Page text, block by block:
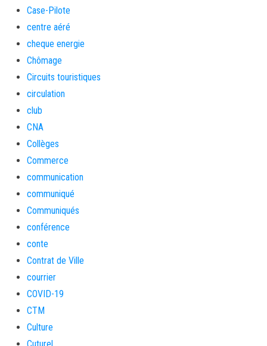
Case-Pilote
centre aéré
cheque energie
Chômage
Circuits touristiques
circulation
club
CNA
Collèges
Commerce
communication
communiqué
Communiqués
conférence
conte
Contrat de Ville
courrier
COVID-19
CTM
Culture